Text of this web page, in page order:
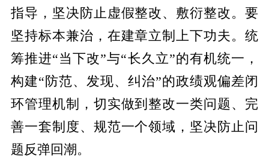
指导，坚决防止虚假整改、敷衍整改。要
坚持标本兼治，在建章立制上下功夫。统
筹推进“当下改”与“长久立”的有机统一，
构建“防范、发现、纠治”的政绩观偏差闭
环管理机制，切实做到整改一类问题、完
善一套制度、规范一个领域，坚决防止问
题反弹回潮。